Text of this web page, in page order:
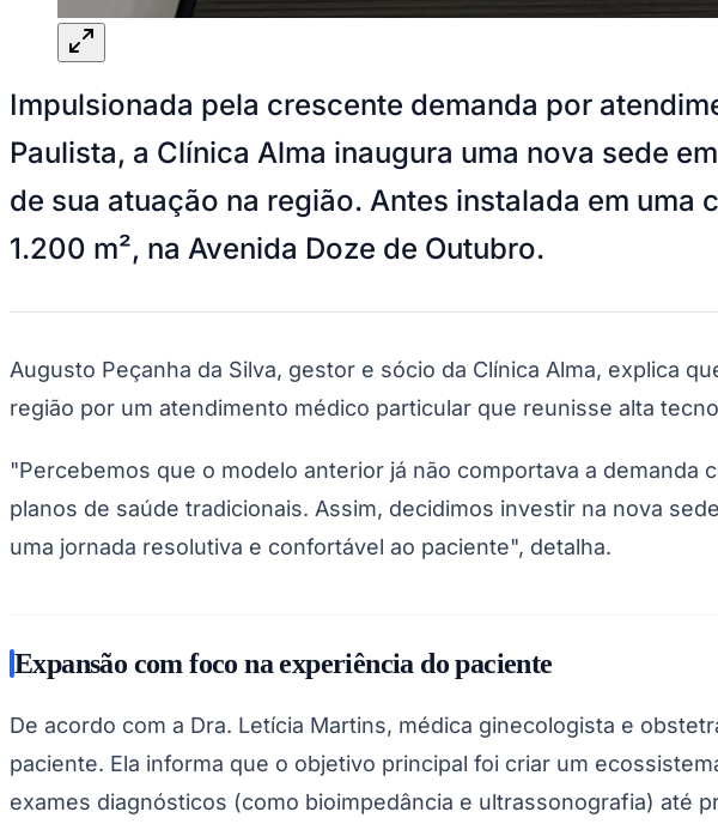
Anuncie no Portal
Verificar Empresa
Publicidade Legal
NBA
NFL
UFC
MLB
Vôlei
Competições de Futebol
Brasileirão Série A
Paulistão
Copa do Brasil
Libertadores
Sul-Americana
Copa América
Champions League
Mundial 2026
Impulsionada pela crescente demanda por
Paulista, a Clínica Alma inaugura uma nova sede
de sua atuação na região. Antes instalada em
1.200 m², na Avenida Doze de Outubro.
Augusto Peçanha da Silva, gestor e sócio da Clínica Alma, explica
região por um atendimento médico particular que reunisse alta
"Percebemos que o modelo anterior já não comportava a
planos de saúde tradicionais. Assim, decidimos investir na nova
uma jornada resolutiva e confortável ao paciente", detalha.
Expansão com foco na experiência do paciente
De acordo com a Dra. Letícia Martins, médica ginecologista e
paciente. Ela informa que o objetivo principal foi criar um
exames diagnósticos (como bioimpedância e ultrassonografia) até